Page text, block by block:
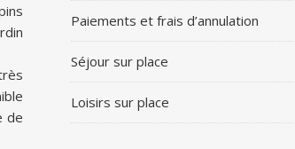
de
Paiements et frais d’annulation
Séjour sur place
Loisirs sur place